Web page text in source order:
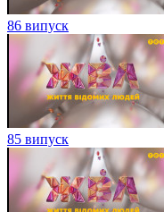
86 випуск
85 випуск